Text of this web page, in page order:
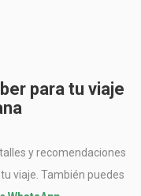
para tu viaje
y recomendaciones
viaje. También puedes